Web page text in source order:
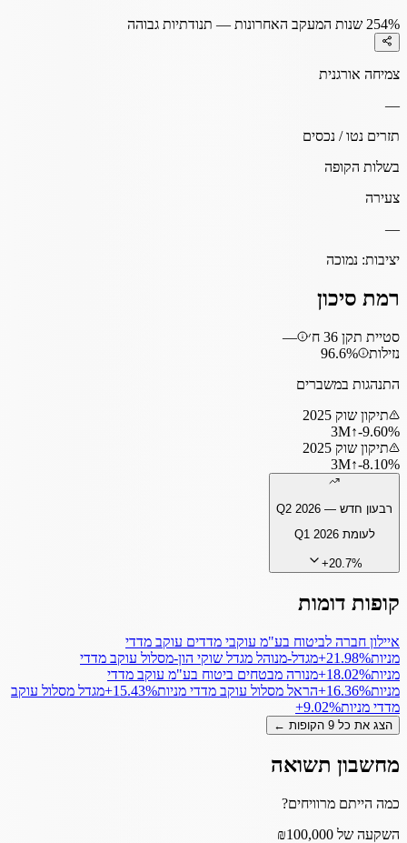
54%2 שנות המעקב האחרונות — תנודתיות גבוהה
צמיחה אורגנית
—
תזרים נטו / נכסים
בשלות הקופה
צעירה
—
יציבות: נמוכה
רמת סיכון
סטיית תקן 36 ח׳
—
נזילות
96.6%
התנהגות במשברים
תיקון שוק 2025
‎-9.60%
↑
3M
תיקון שוק 2025
‎-8.10%
↑
3M
רבעון חדש — Q2 2026
לעומתQ1 2026
+20.7%
קופות דומות
איילון חברה לביטוח בע"מ עוקבי מדדים עוקב מדדי
מניות‎+21.98%מגדל-מנוהל מגדל שוקי הון-מסלול עוקב מדדי
מניות‎+18.02%מנורה מבטחים ביטוח בע"מ עוקב מדדי
מניות‎+16.36%הראל מסלול עוקב מדדי מניות‎+15.43%מגדל מסלול עוקב
מדדי מניות‎+9.02%
הצג את כל 9 הקופות ←
מחשבון תשואה
כמה הייתם מרוויחים?
השקעה של ₪100,000